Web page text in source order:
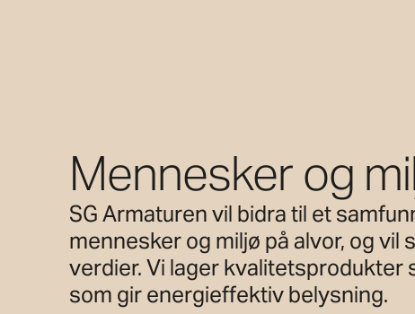
Mennesker og
SG Armaturen vil bidra til et
mennesker og miljø på alvor, og vil
verdier. Vi lager kvalitetsprodukter
som gir energieffektiv belysning.